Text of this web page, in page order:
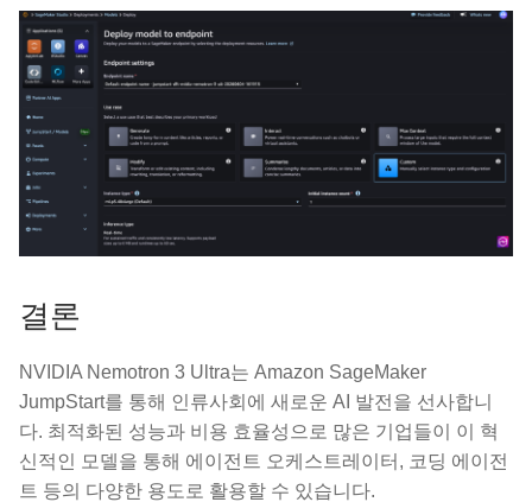
결론
NVIDIA Nemotron 3 Ultra는 Amazon SageMaker
JumpStart를 통해 인류사회에 새로운 AI 발전을 선사합니
다. 최적화된 성능과 비용 효율성으로 많은 기업들이 이 혁
신적인 모델을 통해 에이전트 오케스트레이터, 코딩 에이전
트 등의 다양한 용도로 활용할 수 있습니다.